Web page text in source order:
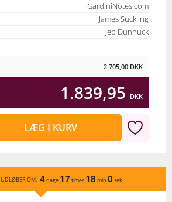
GardiniNotes.com
James Suckling
Jeb Dunnuck
2.705,00 DKK
1.839,95 DKK
LÆG I KURV
UDLØBER OM: 4dage 17 timer 18 min 0 sek